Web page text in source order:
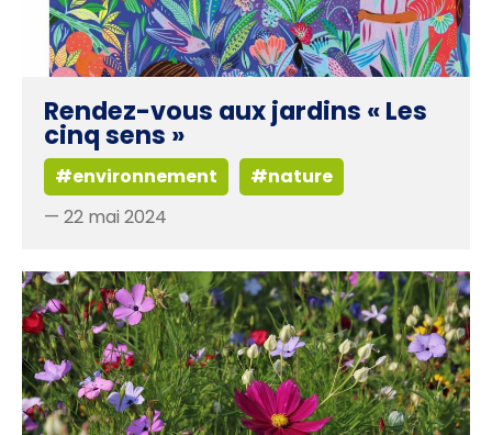
Rendez-vous aux jardins « Les
cinq sens »
#environnement
#nature
— 22 mai 2024